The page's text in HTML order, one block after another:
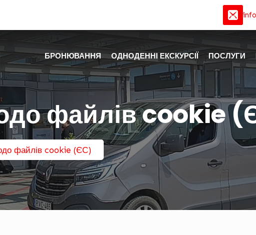
БРОНЮВАННЯ ОДНОДЕННІ ЕКСКУРСІЇ ПОСЛУГИ
файлів cookie
файлів cookie (ЄС)